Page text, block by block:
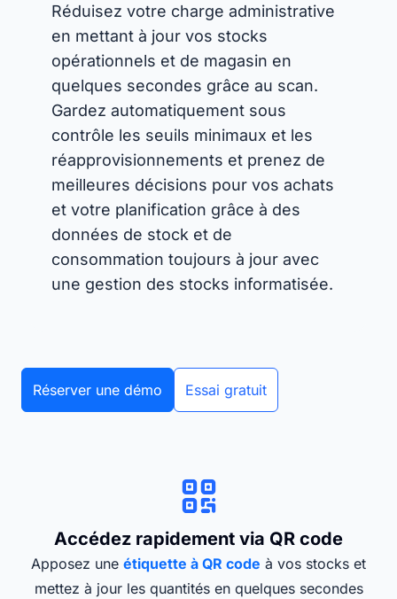
Réduisez votre charge administrative
en mettant à jour vos stocks
opérationnels et de magasin en
quelques secondes grâce au scan.
Gardez automatiquement sous
contrôle les seuils minimaux et les
réapprovisionnements et prenez de
meilleures décisions pour vos achats
et votre planification grâce à des
données de stock et de
consommation toujours à jour avec
une gestion des stocks informatisée.
Réserver une démo Essai gratuit
Accédez rapidement via QR code
Apposez une étiquette à QR code à vos stocks et
mettez à jour les quantités en quelques secondes